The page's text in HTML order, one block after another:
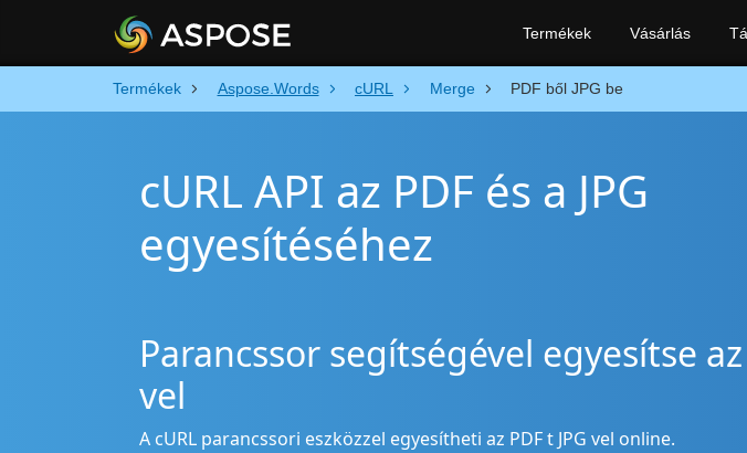
Termékek Aspose.Words cURL Merge PDF ből JPG be
cURL API az PDF és a JPG
egyesítéséhez
Parancssor segítségével egyesítse az
vel
A cURL parancssori eszközzel egyesítheti az PDF t JPG vel online.
Termékek Vásárlás